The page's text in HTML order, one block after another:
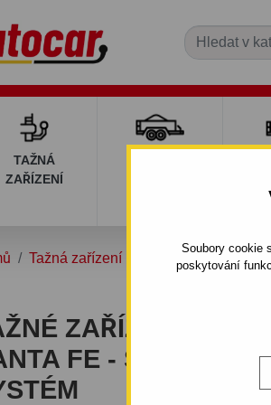
Soubory cookie
poskytování
TAŽNÁ
ZAŘÍZENÍ
Tažná zařízení HYUNDAI
ZAŘÍZENÍ PRO
FE - SUV -